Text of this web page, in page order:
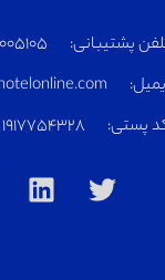
05191005105